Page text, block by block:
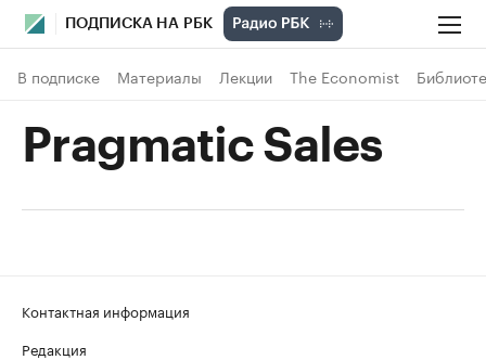
ПОДПИСКА НА РБК
В подписке Материалы Лекции The Economist
Pragmatic Sales
Контактная информация
Редакция